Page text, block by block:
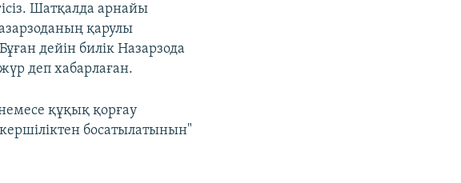
Шатқалда арнайы
қарулы
дейін билік Назарзода
деп хабарлаған.
құқық қорғау
босатылатынын"